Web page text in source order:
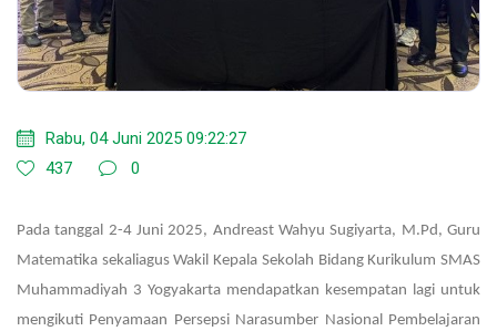
Rabu, 04 Juni 2025 09:22:27
437
0
Pada tanggal 2-4 Juni 2025, Andreast Wahyu Sugiyarta, M.Pd, Guru
Matematika sekaliagus Wakil Kepala Sekolah Bidang Kurikulum SMAS
Muhammadiyah 3 Yogyakarta mendapatkan kesempatan lagi untuk
mengikuti Penyamaan Persepsi Narasumber Nasional Pembelajaran